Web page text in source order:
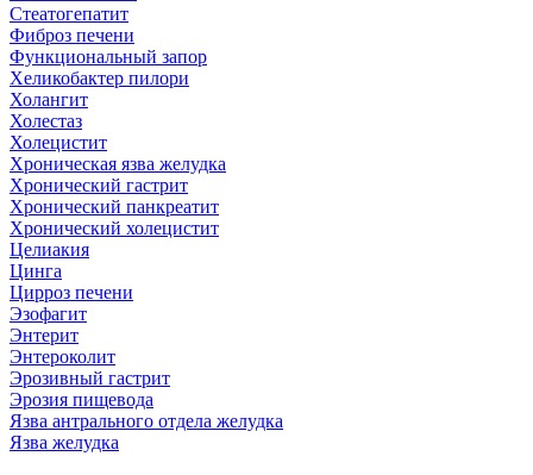
Стеатогепатит
Фиброз печени
Функциональный запор
Хеликобактер пилори
Холангит
Холестаз
Холецистит
Хроническая язва желудка
Хронический гастрит
Хронический панкреатит
Хронический холецистит
Целиакия
Цинга
Цирроз печени
Эзофагит
Энтерит
Энтероколит
Эрозивный гастрит
Эрозия пищевода
Язва антрального отдела желудка
Язва желудка